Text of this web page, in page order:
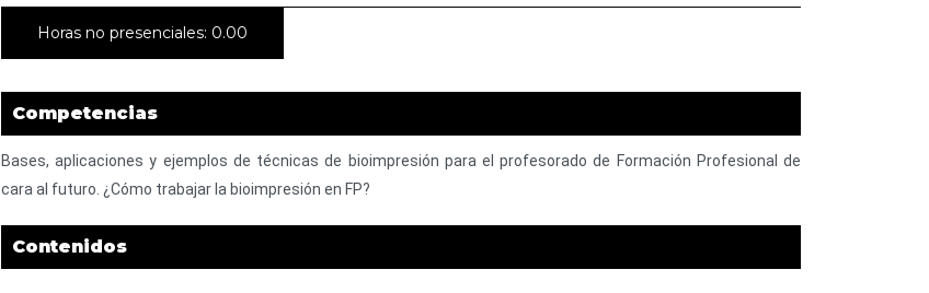
Horas no presenciales: 0.00
Competencias
Bases, aplicaciones y ejemplos de técnicas de bioimpresión para el profesorado de Formación Profesional de
cara al futuro. ¿Cómo trabajar la bioimpresión en FP?
Contenidos